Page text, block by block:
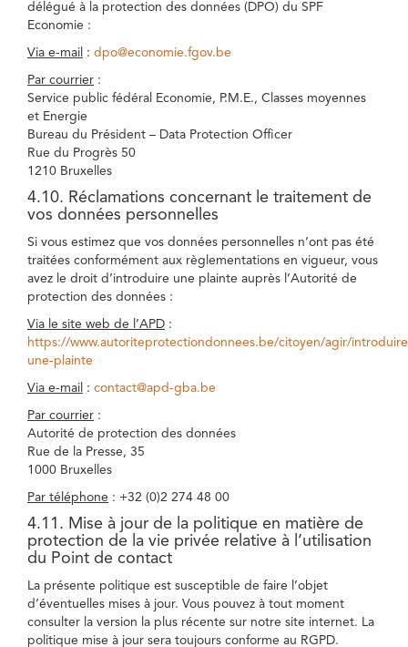
délégué à la protection des données (DPO) du SPF
Economie :
Via e-mail : dpo@economie.fgov.be
Par courrier :
Service public fédéral Economie, P.M.E., Classes moyennes
et Energie
Bureau du Président – Data Protection Officer
Rue du Progrès 50
1210 Bruxelles
4.10. Réclamations concernant le traitement de
vos données personnelles
Si vous estimez que vos données personnelles n’ont pas été
traitées conformément aux règlementations en vigueur, vous
avez le droit d’introduire une plainte auprès l’Autorité de
protection des données :
Via le site web de l’APD :
https://www.autoriteprotectiondonnees.be/citoyen/agir/
une-plainte
Via e-mail : contact@apd-gba.be
Par courrier :
Autorité de protection des données
Rue de la Presse, 35
1000 Bruxelles
Par téléphone : +32 (0)2 274 48 00
4.11. Mise à jour de la politique en matière de
protection de la vie privée relative à l’utilisation
du Point de contact
La présente politique est susceptible de faire l’objet
d’éventuelles mises à jour. Vous pouvez à tout moment
consulter la version la plus récente sur notre site internet. La
politique mise à jour sera toujours conforme au RGPD.